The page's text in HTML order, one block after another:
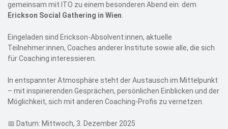
gemeinsam mit ITO zu einem besonderen Abend ein: dem
Erickson Social Gathering in Wien.
Eingeladen sind Erickson-Absolvent:innen, aktuelle
Teilnehmer:innen, Coaches anderer Institute sowie alle, die sich
für Coaching interessieren.
In entspannter Atmosphäre steht der Austausch im Mittelpunkt
– mit inspirierenden Gesprächen, persönlichen Einblicken und der
Möglichkeit, sich mit anderen Coaching-Profis zu vernetzen.
📅 Datum: Mittwoch, 3. Dezember 2025